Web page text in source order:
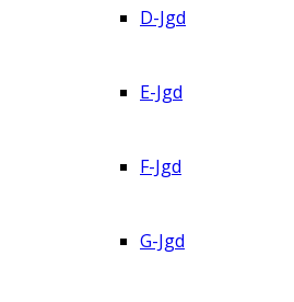
D-Jgd
E-Jgd
F-Jgd
G-Jgd